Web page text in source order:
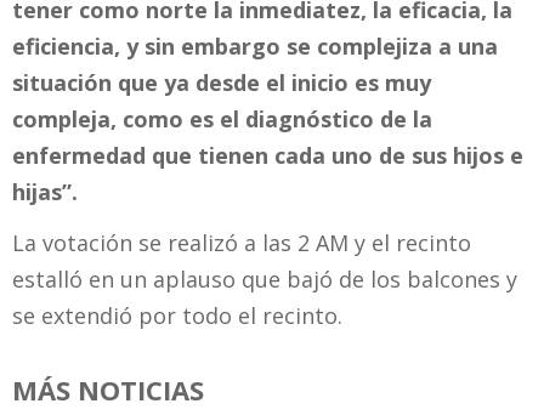
tener como norte la inmediatez, la eficacia, la
eficiencia, y sin embargo se complejiza a una
situación que ya desde el inicio es muy
compleja, como es el diagnóstico de la
enfermedad que tienen cada uno de sus hijos e
hijas”.
La votación se realizó a las 2 AM y el recinto
estalló en un aplauso que bajó de los balcones y
se extendió por todo el recinto.
MÁS NOTICIAS